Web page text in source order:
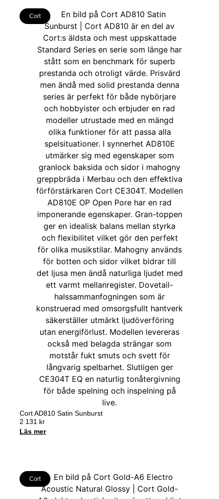
Cort
Cort AD810 Satin Sunburst
2 131 kr
Läs mer
Cort